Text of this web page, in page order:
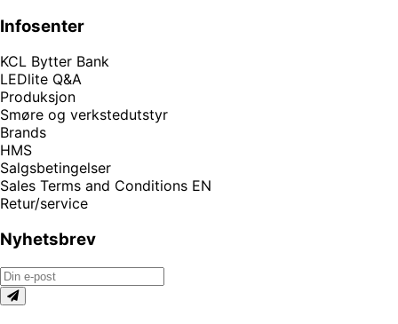
Infosenter
KCL Bytter Bank
LEDlite Q&A
Produksjon
Smøre og verkstedutstyr
Brands
HMS
Salgsbetingelser
Sales Terms and Conditions EN
Retur/service
Nyhetsbrev